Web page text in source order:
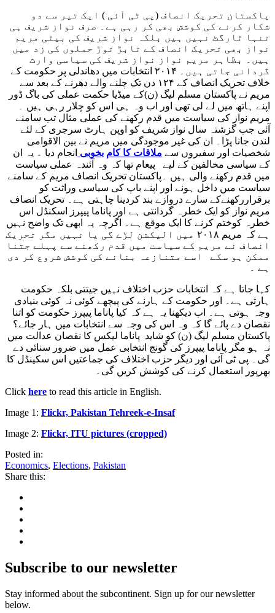
پاکستان تحریک انصاف (پی ٹی آئی ) ایک تیر سے دو
شکار کرنے کی کوشش بھی کر رہی ہے۔ صرف نواز شریف ہی
تنہا ٹارگٹ نہیں ہیں بلکہ نواز شریف کی بیٹی مریم
نواز بھی تحریک انصاف کے تابڑ توڑ حملوں کی زد میں
ہیں۔ بظاہر مریم نواز نواز شریف کی سیاسی وارث
گردانی جاتی ہیں۔ ۲۰۱۴ انتخابات میں دھاندلی پر حکومت کے
خلاف تحریک انصاف کے ۱۲۴ دن تک چلنے والے دھرنے کے بعد سے
مریم نے پاکستان مسلم لیگ (ن)کے میڈیا حکمت عملی کی باگ ڈور
اپنے ہاتھ میں لے لی تھی اور اب وہ ہی اس کو چلار رہی ہیں ۔
مریم نواز کی سیاست میں قدم رکھنے کی عملی مثال تب سامنے
آئی جب گزشتہ سال نواز شریف کو اوپن ہارٹ سرجری کے لئے
لندن جانا پڑا۔ ان کی غیر موجودگی میں مریم نے بین الاقوامی
شخصیات اور سفیروں سے ملاقات کا کام بخوبی انجام دیا ۔ یہ ان
کے سیاسی مخالفین کے لیے پیغام تھا کہ وہ آئندہ عملی سیاست
میں قدم رکھنے والی ہیں ۔پاکستان تحریک انصاف مریم کے سامنے
سیاست میں داخل ہونے اور اپنے باپ کی سیاسی وراثت کو
برقراررکھنےکے سارے دروازے بند کردینا چاہتی ہے۔ تحریک انصاف
مریم نواز کو ایک خطرہ گردانتی ہے اور پاناما پیپرز اسکنڈل اس
خطرہ کوختم کرنے کا ایک موقع ہے۔ اگرچہ یہ ابھی تک واضح نہیں
ہے کہ مریم ۲۰۱۸ میں الیکشن لڑے گی یا نہیں مگر تحریک
انصاف نے مریم کے سیاست میں قدم رکھنے سے پہلے جتنا
ممکن ہو سکے اسے متنازعہ بنانے کی کوشش شروع کر دی
ہے ۔
کہا جاتا ہے کہ انتخابات حزب اختلاف نہیں جیتتی بلکہ حکومت
ہارتی ہے۔ اور حکومت کے ہارنے کی پیچھے کوئی نہ کوئی بنیادی
وجہ ہوتی ہے۔ اب دیکھنا یہ ہے کہ کیا پاناما پیپرز حکومت کو اتنا
نقصان دے پائے گا کہ وہ اس کی وجہ سے انتخابات میں ہار جائے؟
پاکستان مسلم لیگ (ن) کو شاید پاناما لیکس کا نقصان عدالت میں
نہ ہو مگر پاناما پیپرز کی گونج انتخابی عمل میں ضرور سنائی دے
گی۔ پی ٹی آئی اور دیگر حزب اختلاف کی جماعتیں اس سکینڈل کا
بھرپور استعمال کرنے کی کوشش کریں گی۔
Click here to read this article in English.
Image 1: Flickr, Pakistan Tehreek-e-Insaf
Image 2: Flickr, ITU pictures (cropped)
Posted in:
Economics, Elections, Pakistan
Share this:
Subscribe to our newsletter
Stay informed about the subcontinent. Sign up for our newsletter
below.